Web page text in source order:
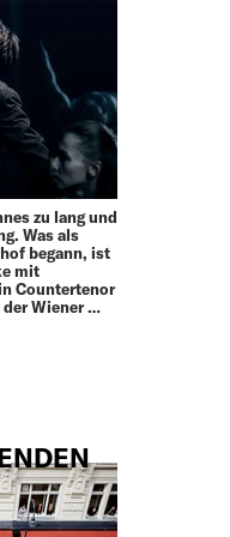
zu lang und
Was als
begann, ist
mit
Countertenor
Wiener …